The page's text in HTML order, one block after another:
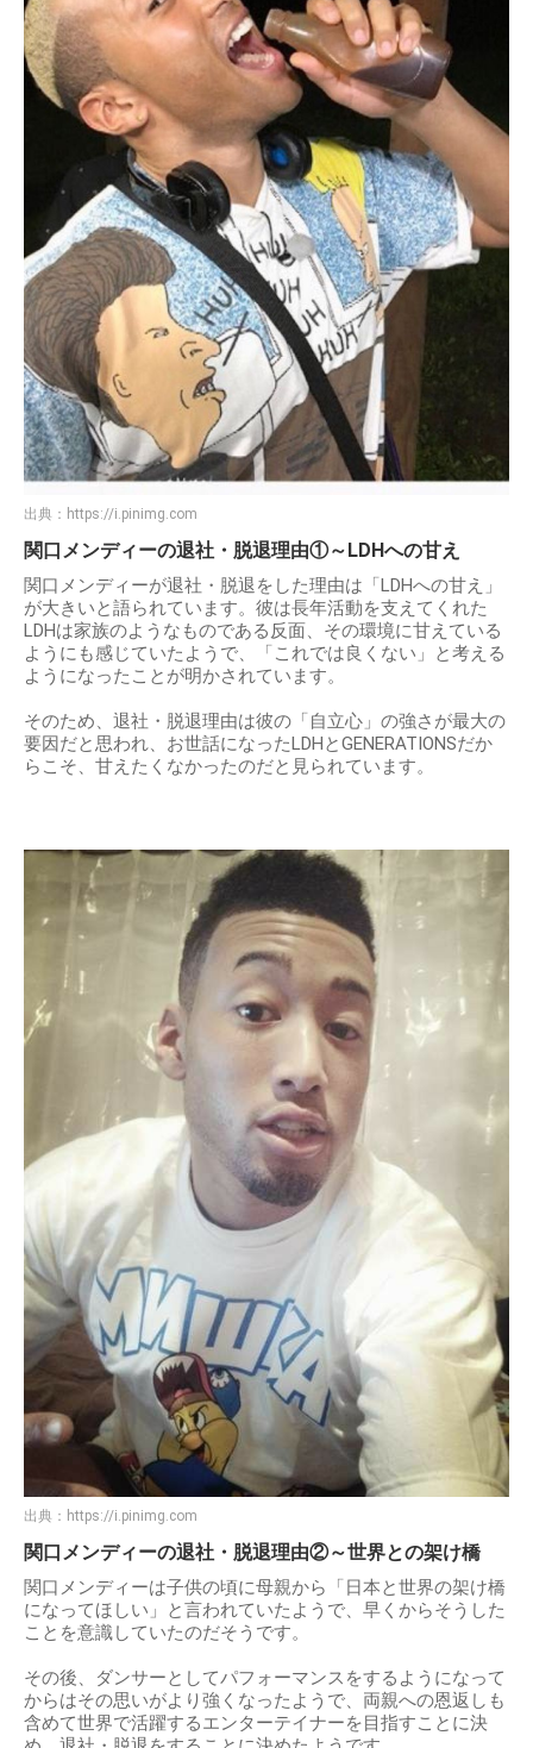
出典： https://i.pinimg.com
関口メンディーの退社・脱退理由①～LDHへの甘え
関口メンディーが退社・脱退をした理由は「LDHへの甘え」
が大きいと語られています。彼は長年活動を支えてくれた
LDHは家族のようなものである反面、その環境に甘えている
ようにも感じていたようで、「これでは良くない」と考える
ようになったことが明かされています。
そのため、退社・脱退理由は彼の「自立心」の強さが最大の
要因だと思われ、お世話になったLDHとGENERATIONSだか
らこそ、甘えたくなかったのだと見られています。
出典： https://i.pinimg.com
関口メンディーの退社・脱退理由②～世界との架け橋
関口メンディーは子供の頃に母親から「日本と世界の架け橋
になってほしい」と言われていたようで、早くからそうした
ことを意識していたのだそうです。
その後、ダンサーとしてパフォーマンスをするようになって
からはその思いがより強くなったようで、両親への恩返しも
含めて世界で活躍するエンターテイナーを目指すことに決